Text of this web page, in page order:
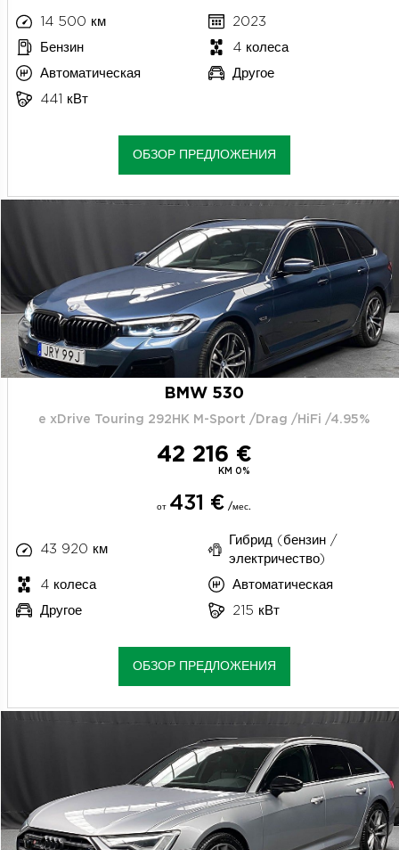
14 500 км
2023
Бензин
4 колеса
Автоматическая
Другое
441 кВт
ОБЗОР ПРЕДЛОЖЕНИЯ
BMW 530
e xDrive Touring 292HK M-Sport /Drag /HiFi /4.95%
42 216 €
KM 0%
от 431 € /мес.
43 920 км
Гибрид (бензин /
электричество)
4 колеса
Автоматическая
Другое
215 кВт
ОБЗОР ПРЕДЛОЖЕНИЯ